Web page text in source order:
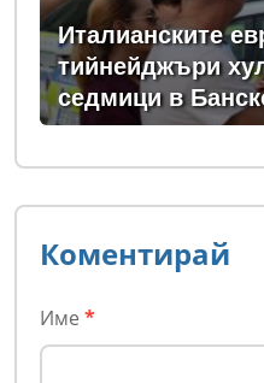
Италианските
тийнейджъри
седмици в
Коментирай
Име *